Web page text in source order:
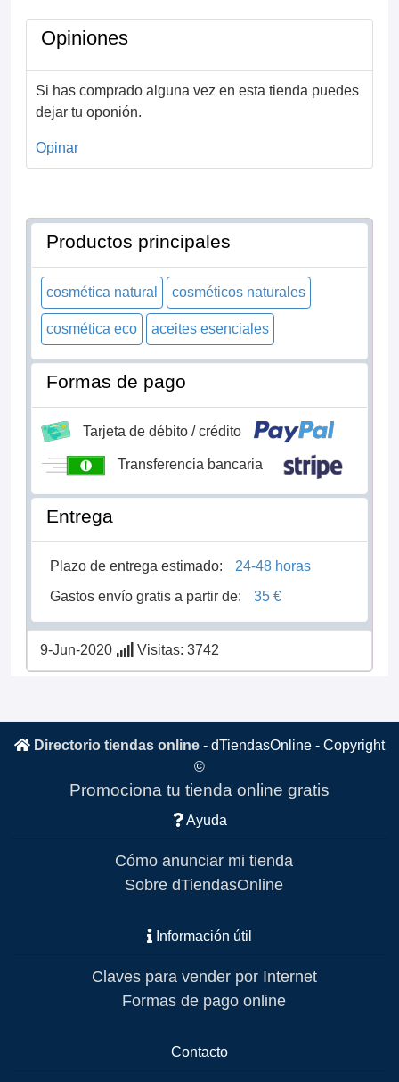
Opiniones
Si has comprado alguna vez en esta tienda puedes
dejar tu oponión.
Opinar
Productos principales
cosmética natural cosméticos naturales
cosmética eco aceites esenciales
Formas de pago
Tarjeta de débito / crédito
Transferencia bancaria
Entrega
Plazo de entrega estimado:
24-48 horas
Gastos envío gratis a partir de:
35 €
9-Jun-2020 Visitas: 3742
Directorio tiendas online - dTiendasOnline - Copyright
©
Promociona tu tienda online gratis
Ayuda
Cómo anunciar mi tienda
Sobre dTiendasOnline
Información útil
Claves para vender por Internet
Formas de pago online
Contacto